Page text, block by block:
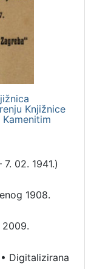
Knjižnice
02. 1941.)
1908.
2009.
• Digitalizirana